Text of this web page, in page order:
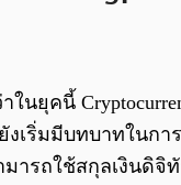
ในยุคนี้
เริ่มมีบทบาทในกา
ารถใช้สกุลเงินดิจิ